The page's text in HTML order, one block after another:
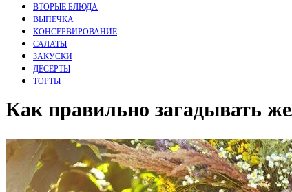
ВТОРЫЕ БЛЮДА
ВЫПЕЧКА
КОНСЕРВИРОВАНИЕ
САЛАТЫ
ЗАКУСКИ
ДЕСЕРТЫ
ТОРТЫ
Как правильно загадывать